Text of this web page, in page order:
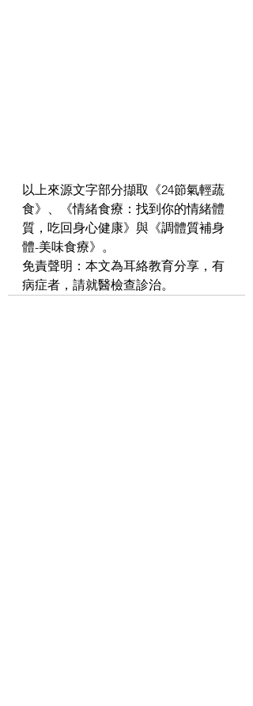
以上來源文字部分擷取《24節氣輕蔬
食》、《情緒食療：找到你的情緒體
質，吃回身心健康》與《調體質補身
體-美味食療》。
免責聲明：本文為耳絡教育分享，有
病症者，請就醫檢查診治。